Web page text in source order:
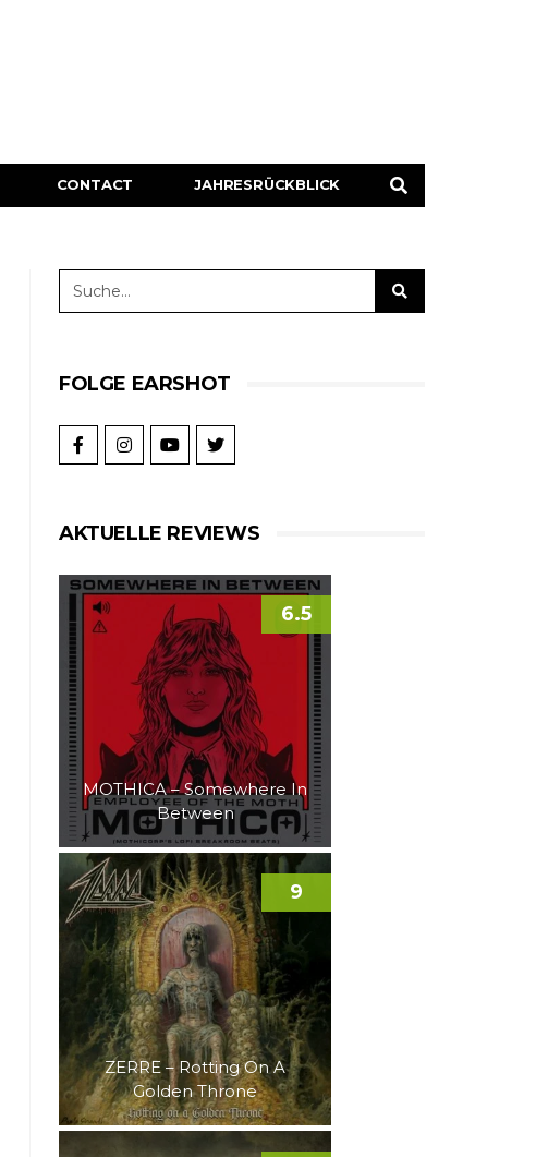
CONTACT JAHRESRÜCKBLICK
FOLGE EARSHOT
AKTUELLE REVIEWS
MOTHICA – Somewhere In
Between
6.5
ZERRE – Rotting On A
Golden Throne
9